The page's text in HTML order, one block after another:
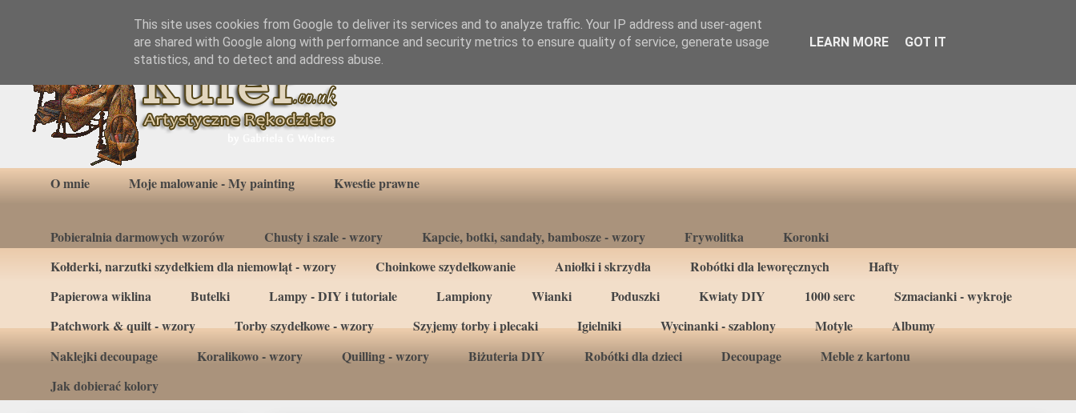
O mnie Moje malowanie - My painting Kwestie prawne
Pobieralnia darmowych wzorów Chusty i szale - wzory Kapcie, botki, sandały, bambosze - wzory Frywolitka
Koronki
Kołderki, narzutki szydełkiem dla niemowląt - wzory
Choinkowe szydełkowanie Aniołki i skrzydła Robótki dla leworęcznych
Hafty
Papierowa wiklina
Butelki Lampy - DIY i tutoriale Lampiony Wianki Poduszki Kwiaty DIY 1000 serc
Szmacianki - wykroje
Patchwork & quilt - wzory
Torby szydełkowe - wzory Szyjemy torby i plecaki Igielniki Wycinanki - szablony Motyle
Albumy
Naklejki decoupage
Koralikowo - wzory Quilling - wzory Biżuteria DIY Robótki dla dzieci Decoupage
Meble z kartonu
Jak dobierać kolory
This site uses cookies from Google to deliver its services and to analyze traffic. Your IP address and user-agent
are shared with Google along with performance and security metrics to ensure quality of service, generate usage
statistics, and to detect and address abuse.
LEARN MORE GOT IT